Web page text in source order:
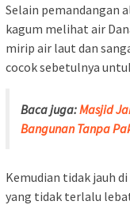
Selain pemandangan
kagum melihat air
mirip air laut dan
cocok sebetulnya
Baca juga:Masjid
Bangunan Tanpa
Kemudian tidak jauh
yang tidak terlalu